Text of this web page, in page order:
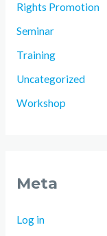
Rights Promotion
Seminar
Training
Uncategorized
Workshop
Meta
Log in